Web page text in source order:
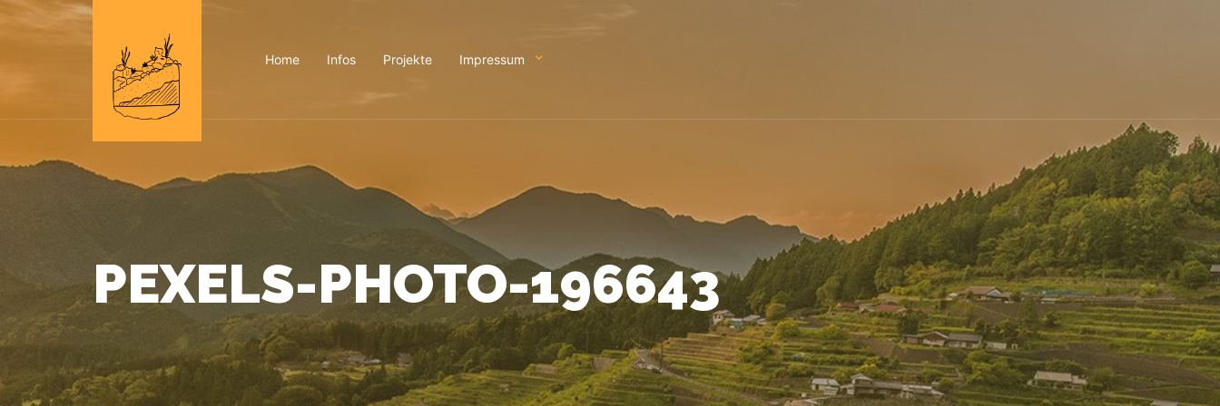
Home Infos Projekte Impressum
PEXELS-PHOTO-196643